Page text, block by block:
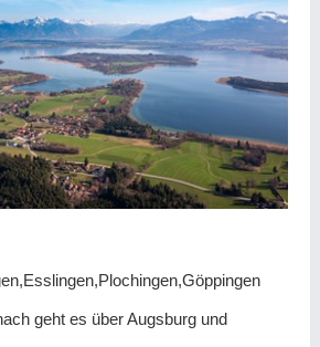
geht es über Augsburg und